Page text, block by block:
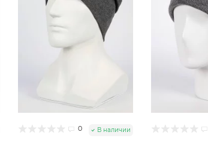
0 В наличии